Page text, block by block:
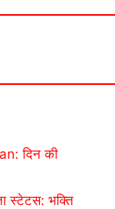
दिन की
स्टेटस: भक्ति